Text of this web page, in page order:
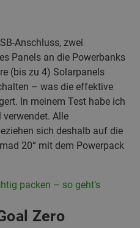
Anschluss, zwei
Panels an die Powerbanks
(bis zu 4) Solarpanels
– was die effektive
In meinem Test habe ich
Alle
sich deshalb auf die
20“ mit dem Powerpack
packen – so geht’s
Zero